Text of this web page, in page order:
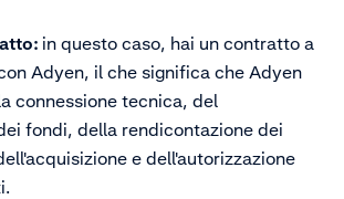
in questo caso, hai un contratto a
Adyen, il che significa che Adyen
connessione tecnica, del
fondi, della rendicontazione dei
e dell'autorizzazione